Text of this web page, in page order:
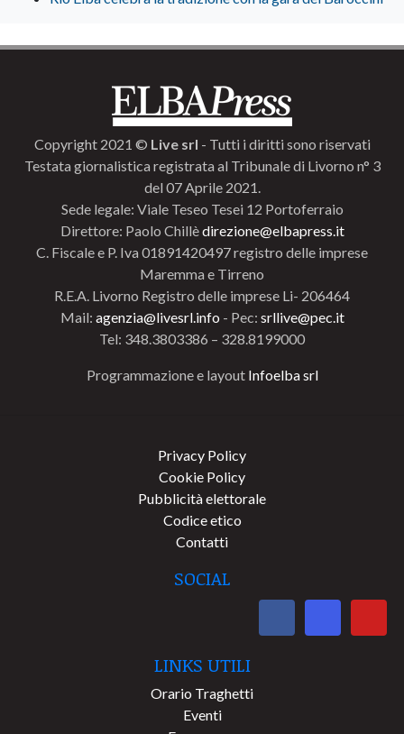
Copyright 2021 © Live srl - Tutti i diritti sono riservati
Testata giornalistica registrata al Tribunale di Livorno n° 3
del 07 Aprile 2021.
Sede legale: Viale Teseo Tesei 12 Portoferraio
Direttore: Paolo Chillèdirezione@elbapress.it
C. Fiscale e P. Iva 01891420497 registro delle imprese
Maremma e Tirreno
R.E.A. Livorno Registro delle imprese Li- 206464
Mail: agenzia@livesrl.info - Pec: srllive@pec.it
Tel: 348.3803386 – 328.8199000
Programmazione e layout Infoelba srl
Privacy Policy
Cookie Policy
Pubblicità elettorale
Codice etico
Contatti
SOCIAL
LINKS UTILI
Orario Traghetti
Eventi